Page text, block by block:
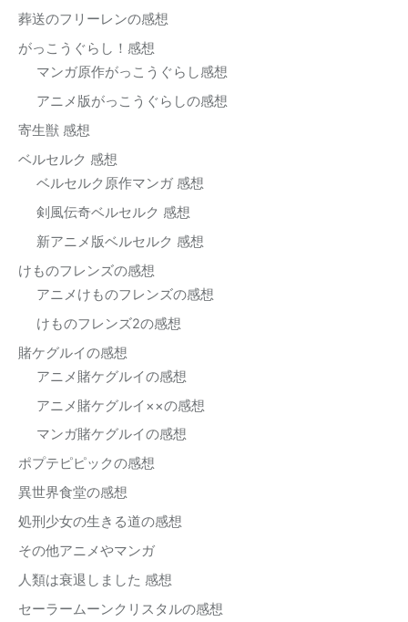
葬送のフリーレンの感想
がっこうぐらし！感想
マンガ原作がっこうぐらし感想
アニメ版がっこうぐらしの感想
寄生獣 感想
ベルセルク 感想
ベルセルク原作マンガ 感想
剣風伝奇ベルセルク 感想
新アニメ版ベルセルク 感想
けものフレンズの感想
アニメけものフレンズの感想
けものフレンズ2の感想
賭ケグルイの感想
アニメ賭ケグルイの感想
アニメ賭ケグルイ××の感想
マンガ賭ケグルイの感想
ポプテピピックの感想
異世界食堂の感想
処刑少女の生きる道の感想
その他アニメやマンガ
人類は衰退しました 感想
セーラームーンクリスタルの感想